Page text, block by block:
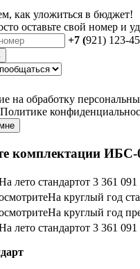
как уложиться в бюджет!
оставьте свой номер и
+7 (921) 123-
на обработку
Политике
комплектации ИБС-
лето стандартот 3 361 091
На круглый год
На круглый год
лето стандартот 3 361 091